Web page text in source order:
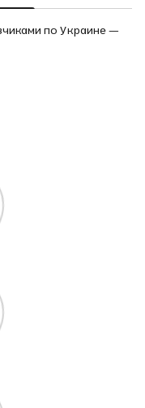
по Украине —